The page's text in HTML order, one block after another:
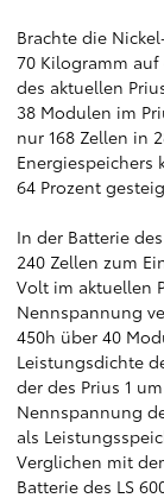
Brachte die
70 Kilogramm
des aktuellen
38 Modulen im
nur 168 Zellen in
64 Prozent
In der Batterie
240 Zellen zum
Volt im aktuellen
Nennspannung
450h über 40
Leistungsdichte
der des Prius 1
Nennspannung
als
Verglichen mit
Batterie des LS